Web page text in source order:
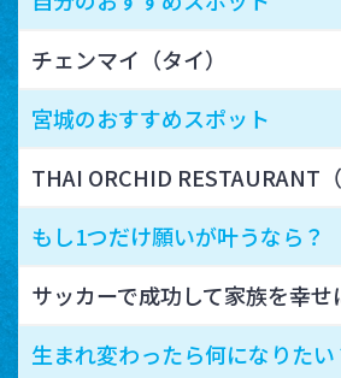
チェンマイ（タイ）
宮城のおすすめスポット
THAI ORCHID RESTAURANT
もし1つだけ願いが叶うなら？
サッカーで成功して家族を幸せ
生まれ変わったら何になりたい